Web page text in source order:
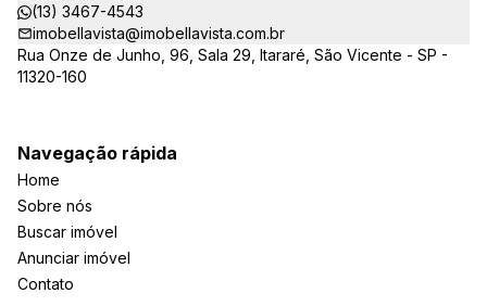
(13) 3467-4543
imobellavista@imobellavista.com.br
Rua Onze de Junho, 96, Sala 29, Itararé, São Vicente - SP -
11320-160
Navegação rápida
Home
Sobre nós
Buscar imóvel
Anunciar imóvel
Contato